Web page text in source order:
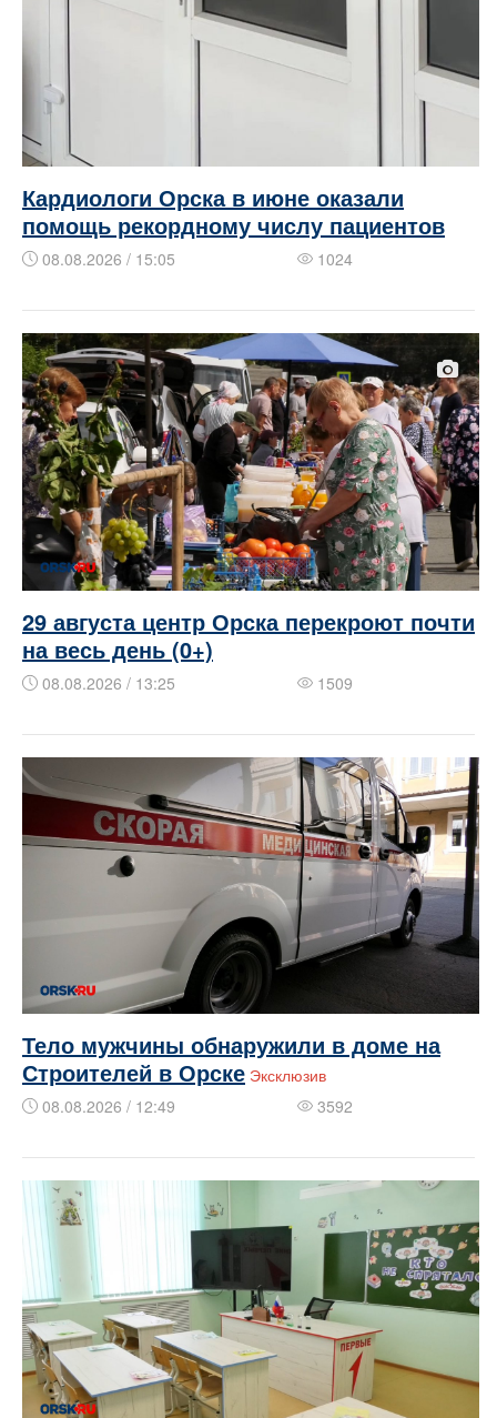
Кардиологи Орска в июне оказали
помощь рекордному числу пациентов
08.08.2026 / 15:05 1024
29 августа центр Орска перекроют почти
на весь день (0+)
08.08.2026 / 13:25 1509
Тело мужчины обнаружили в доме на
Строителей в Орске Эксклюзив
08.08.2026 / 12:49
3592